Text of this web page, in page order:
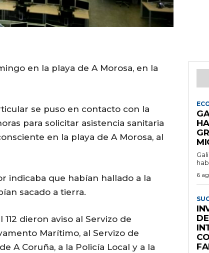
en la playa de A Morosa, en la
se puso en contacto con la
para solicitar asistencia sanitaria
en la playa de A Morosa, al
indicaba que habían hallado a la
sacado a tierra.
dieron aviso al Servizo de
Marítimo, al Servizo de
A Coruña, a la Policía Local y a la
6